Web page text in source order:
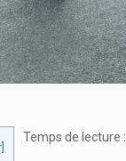
]
Temps de lecture :